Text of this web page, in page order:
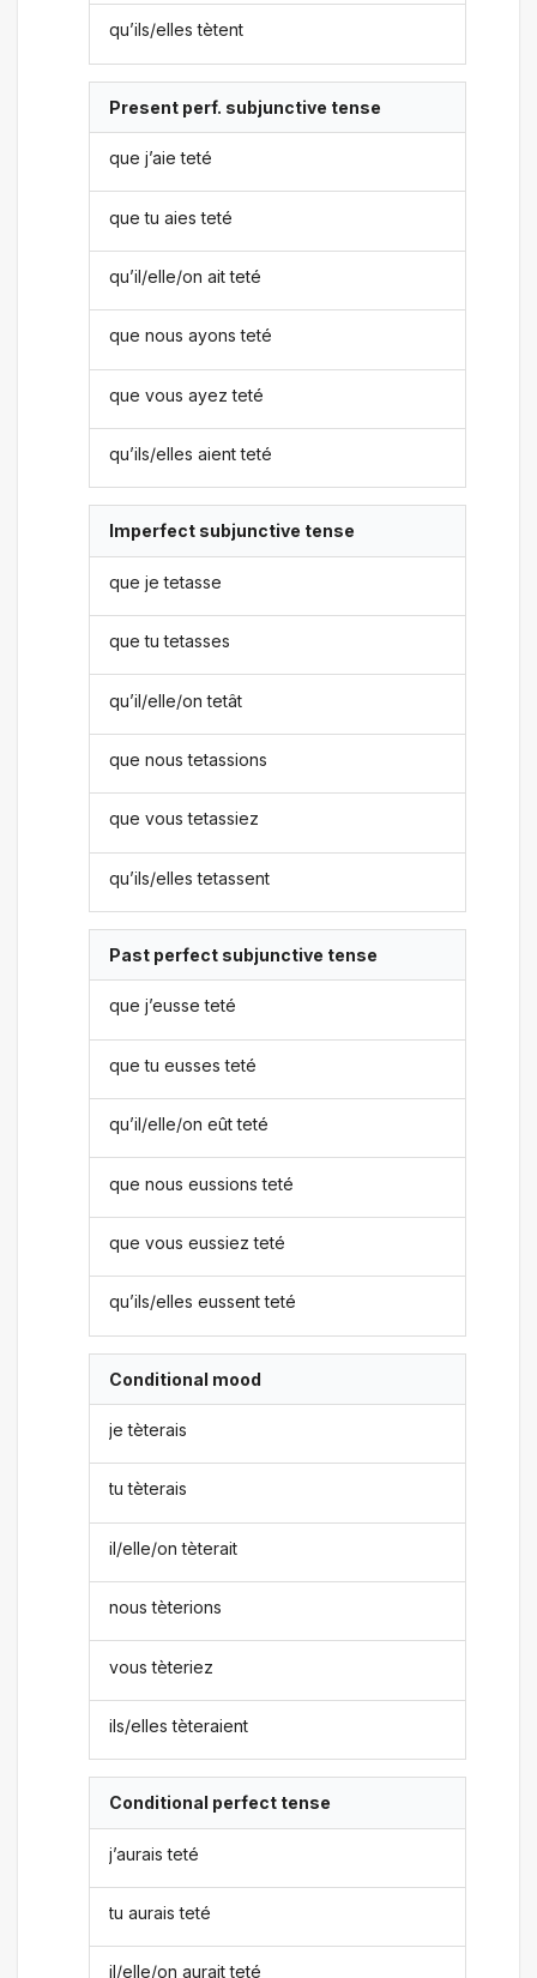
qu’ils/elles tètent
Present perf. subjunctive tense
que j’aie teté
que tu aies teté
qu’il/elle/on ait teté
que nous ayons teté
que vous ayez teté
qu’ils/elles aient teté
Imperfect subjunctive tense
que je tetasse
que tu tetasses
qu’il/elle/on tetât
que nous tetassions
que vous tetassiez
qu’ils/elles tetassent
Past perfect subjunctive tense
que j’eusse teté
que tu eusses teté
qu’il/elle/on eût teté
que nous eussions teté
que vous eussiez teté
qu’ils/elles eussent teté
Conditional mood
je tèterais
tu tèterais
il/elle/on tèterait
nous tèterions
vous tèteriez
ils/elles tèteraient
Conditional perfect tense
j’aurais teté
tu aurais teté
il/elle/on aurait teté